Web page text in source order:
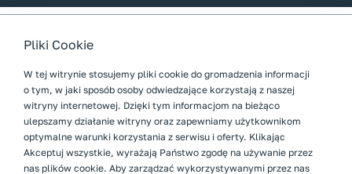
Pliki Cookie
W tej witrynie stosujemy pliki cookie do gromadzenia informacji
o tym, w jaki sposób osoby odwiedzające korzystają z naszej
witryny internetowej. Dzięki tym informacjom na bieżąco
ulepszamy działanie witryny oraz zapewniamy użytkownikom
optymalne warunki korzystania z serwisu i oferty. Klikając
Akceptuj wszystkie, wyrażają Państwo zgodę na używanie przez
nas plików cookie. Aby zarządzać wykorzystywanymi przez nas